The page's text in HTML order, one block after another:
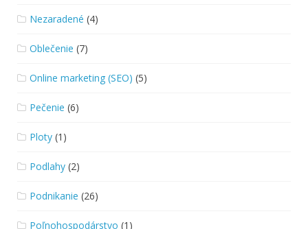
Nezaradené (4)
Oblečenie (7)
Online marketing (SEO) (5)
Pečenie (6)
Ploty (1)
Podlahy (2)
Podnikanie (26)
Poľnohospodárstvo (1)